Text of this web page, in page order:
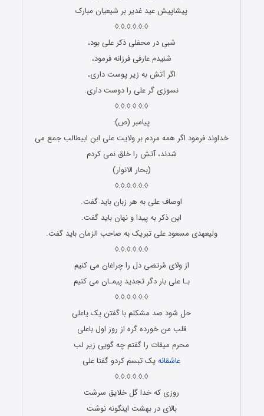
پیشاپیش عید غدیر بر شیعیان مبارک
◊.◊.◊.◊.◊.◊
شبی در محفلی ذکر علی بود،
شنیدم عارفی فرزانه فرمود،
اگر آتش به زیر پوست داری،
نسوزی گر علی را دوست داری.
◊.◊.◊.◊.◊.◊
پیامبر (ص):
خداوند فرمود اگر همه مردم بر ولایت علی ابن ابیطالب جمع می
شدند، آتش را خلق نمی کردم
(بحار الانوار)
◊.◊.◊.◊.◊.◊
اوصاف علی به هر زبان باید گفت.
این ذکر به پیدا و نهان باید گفت.
ولیعهدی مسعود علی تبریک به صاحب الزمان باید گفت.
◊.◊.◊.◊.◊.◊
از ولای مُرتضی دل را چراغان می کنیم
بـا علی بار دگر تجدید پیمـان می کنیم
◊.◊.◊.◊.◊.◊
حل شود صد مشکلم با گفتن یک یاعلی
قلب من خورده گره از روز اول باعلی
محرم میقات را گفتم چه گویی زیر لب
عاشقانهیک تبسم کردو گفتا علی
◊.◊.◊.◊.◊.◊
روزی که خدا گل خلایق سرشت
بالای در بهشت اینگونه نوشت